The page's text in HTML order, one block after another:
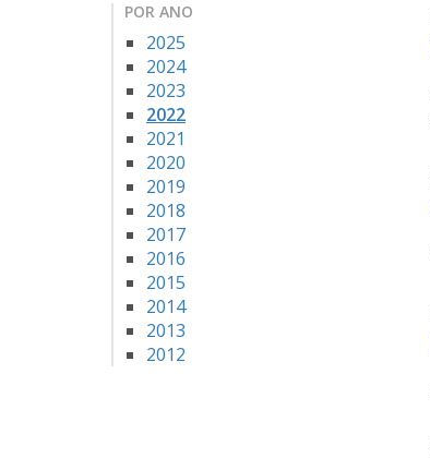
POR ANO
2025
2024
2023
2022
2021
2020
2019
2018
2017
2016
2015
2014
2013
2012